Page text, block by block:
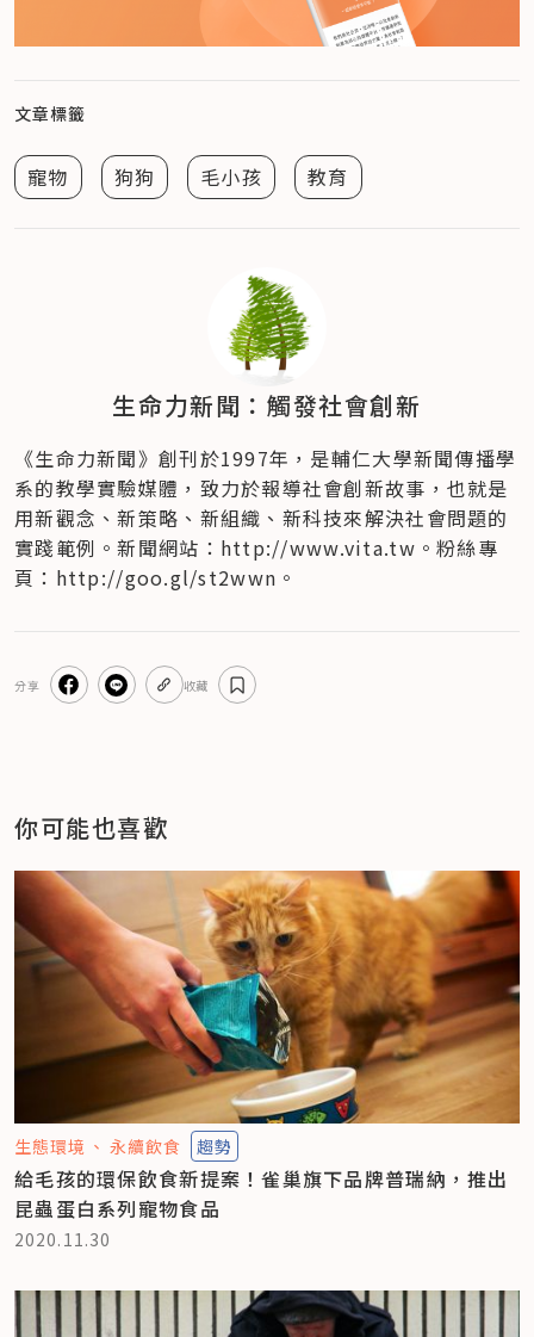
文章標籤
寵物 狗狗 毛小孩 教育
生命力新聞：觸發社會創新
《生命力新聞》創刊於1997年，是輔仁大學新聞傳播學
系的教學實驗媒體，致力於報導社會創新故事，也就是
用新觀念、新策略、新組織、新科技來解決社會問題的
實踐範例。新聞網站：http://www.vita.tw。粉絲專
頁：http://goo.gl/st2wwn。
分享 收藏
你可能也喜歡
生態環境 永續飲食 趨勢
給毛孩的環保飲食新提案！雀巢旗下品牌普瑞納，推出
昆蟲蛋白系列寵物食品
2020.11.30